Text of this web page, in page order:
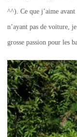
^^). Ce que j’aime avant
n’ayant pas de voiture,
grosse passion pour les